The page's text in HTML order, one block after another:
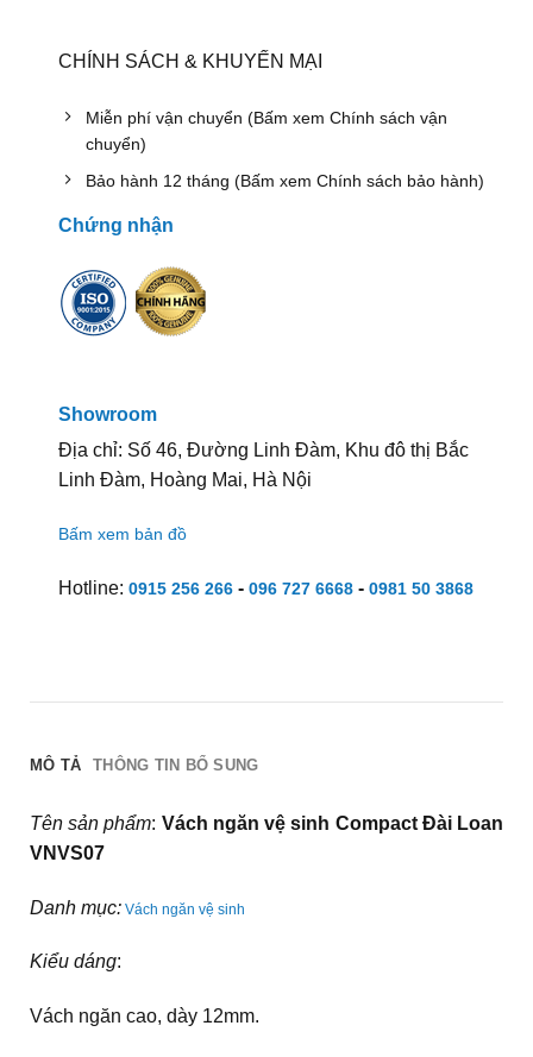
CHÍNH SÁCH & KHUYẾN MẠI
Miễn phí vận chuyển (Bấm xem Chính sách vận
chuyển)
Bảo hành 12 tháng (Bấm xem Chính sách bảo hành)
Chứng nhận
Showroom
Địa chỉ: Số 46, Đường Linh Đàm, Khu đô thị Bắc
Linh Đàm, Hoàng Mai, Hà Nội
Bấm xem bản đồ
Hotline: 0915 256 266- 096 727 6668- 0981 50 3868
MÔ TẢ THÔNG TIN BỔ SUNG
Tên sản phẩm: Vách ngăn vệ sinh Compact Đài Loan
VNVS07
Danh mục: Vách ngăn vệ sinh
Kiểu dáng:
Vách ngăn cao, dày 12mm.